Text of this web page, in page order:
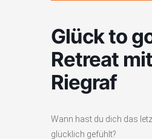
Glück to
Retreat
Riegraf
Wann hast du dich das
glücklich gefühlt?